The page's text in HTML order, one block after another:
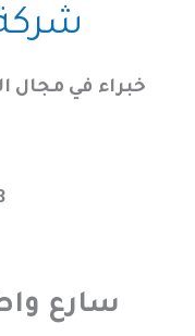
خبراء في مجال
سارع